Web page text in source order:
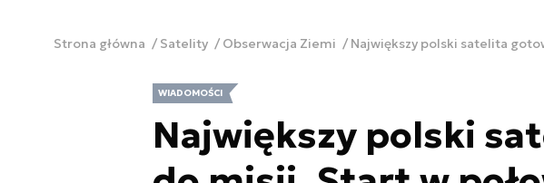
Strona główna Satelity Obserwacja Ziemi Największy polski satelita
WIADOMOŚCI
Największy polski